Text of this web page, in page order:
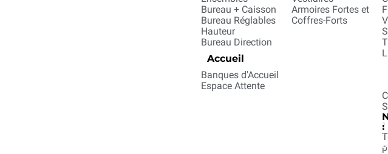
Bureau + Caisson
Bureau Réglables
Hauteur
Bureau Direction
Accueil
Banques d'Accueil
Espace Attente
Armoires Fortes et
Coffres-Forts
!
Mobilier Scolaire
Mobilier